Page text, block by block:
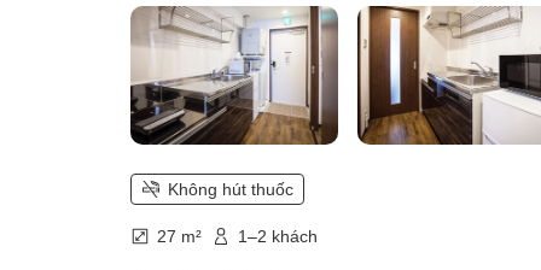
Không hút thuốc
27 m² 1–2 khách